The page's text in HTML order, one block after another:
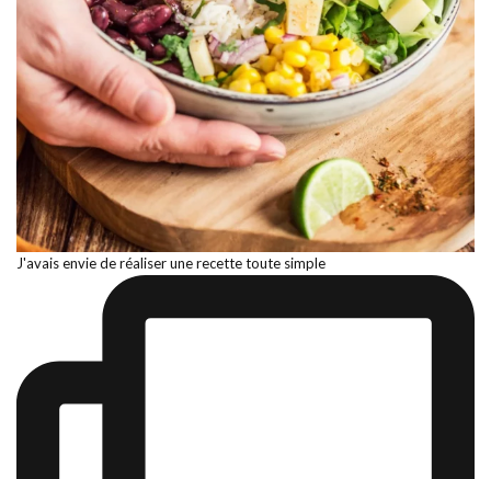
J'avais envie de réaliser une recette toute simple